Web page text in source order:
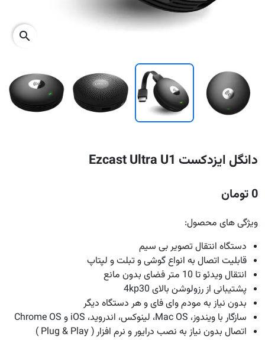
search
دانگل ایزدکست Ezcast Ultra U1
0 تومان
ویژگی های محصول:
دستگاه انتقال تصویر بی سیم
قابلیت اتصال به انواع گوشی و تبلت و لپتاپ
انتقال ویدئو تا 10 متر فضای بدون مانع
پشتیبانی از رزولوشن بالای 4kp30
بدون نیاز به مودم وای فای و هر دستگاه دیگر
سازگار با ویندوز، Mac OS، لینوکس، اندروید، iOS و Chrome OS
اتصال بدون نیاز به نصب درایور و نرم افزار ( Plug & Play )